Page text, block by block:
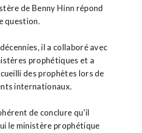
de Benny Hinn répond
question.
il a collaboré avec
prophétiques et a
des prophètes lors de
internationaux.
de conclure qu’il
le ministère prophétique